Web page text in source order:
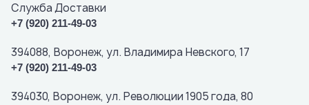
Служба Доставки
+7 (920) 211-49-03
394088, Воронеж, ул. Владимира Невского, 17
+7 (920) 211-49-03
394030, Воронеж, ул. Революции 1905 года, 80